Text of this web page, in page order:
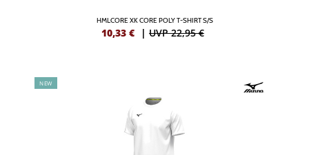
HMLCORE XK CORE POLY T-SHIRT S/S
10,33 € | UVP 22,95 €
NEW